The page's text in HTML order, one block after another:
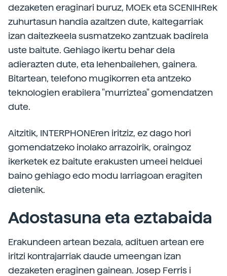
dezaketen eraginari buruz, MOEk eta SCENIHRek
zuhurtasun handia azaltzen dute, kaltegarriak
izan daitezkeela susmatzeko zantzuak badirela
uste baitute. Gehiago ikertu behar dela
adierazten dute, eta lehenbailehen, gainera.
Bitartean, telefono mugikorren eta antzeko
teknologien erabilera "murriztea" gomendatzen
dute.
Aitzitik, INTERPHONEren iritziz, ez dago hori
gomendatzeko inolako arrazoirik, oraingoz
ikerketek ez baitute erakusten umeei helduei
baino gehiago edo modu larriagoan eragiten
dietenik.
Adostasuna eta eztabaida
Erakundeen artean bezala, adituen artean ere
iritzi kontrajarriak daude umeengan izan
dezaketen eraginen gainean. Josep Ferris i